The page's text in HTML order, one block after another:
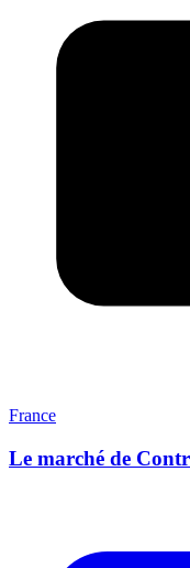
France
Le marché de